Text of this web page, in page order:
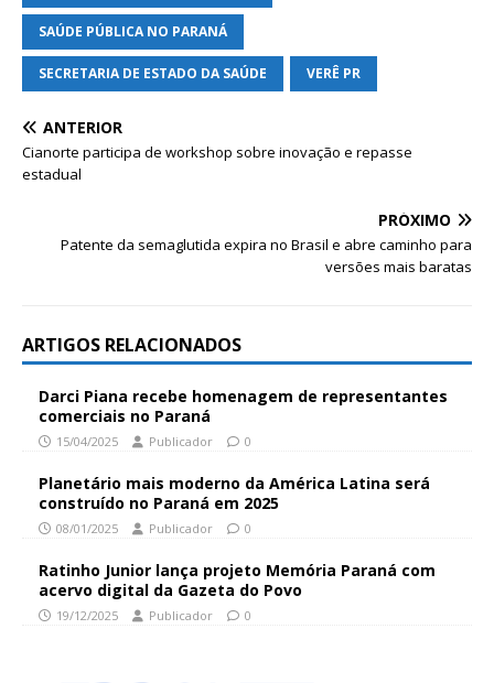
SAÚDE PÚBLICA NO PARANÁ
SECRETARIA DE ESTADO DA SAÚDE VERÊ PR
ANTERIOR
Cianorte participa de workshop sobre inovação e repasse
estadual
PRÓXIMO
Patente da semaglutida expira no Brasil e abre caminho para
versões mais baratas
ARTIGOS RELACIONADOS
Darci Piana recebe homenagem de representantes
comerciais no Paraná
15/04/2025 Publicador 0
Planetário mais moderno da América Latina será
construído no Paraná em 2025
08/01/2025 Publicador 0
Ratinho Junior lança projeto Memória Paraná com
acervo digital da Gazeta do Povo
19/12/2025 Publicador 0